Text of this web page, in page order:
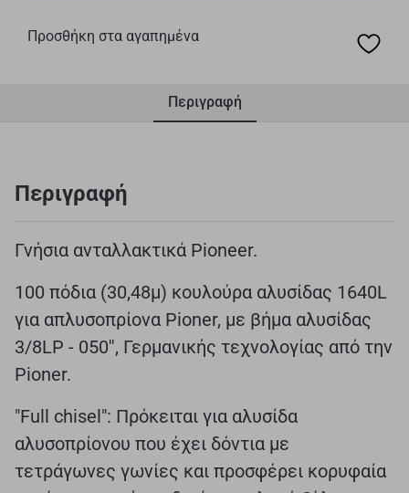
Προσθήκη στα αγαπημένα
Περιγραφή
Περιγραφή
Γνήσια ανταλλακτικά Pioneer.
100 πόδια (30,48μ) κουλούρα αλυσίδας 1640L
για απλυσοπρίονα Pioner, με βήμα αλυσίδας
3/8LP - 050'', Γερμανικής τεχνολογίας από την
Pioner.
"Full chisel": Πρόκειται για αλυσίδα
αλυσοπρίονου που έχει δόντια με
τετράγωνες γωνίες και προσφέρει κορυφαία